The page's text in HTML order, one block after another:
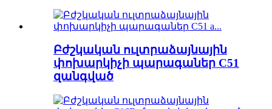
Բժշկական ուլտրաձայնային
փոխարկիչի պարագաներ C51
զանգված